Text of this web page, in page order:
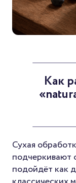
Как
Сухая
подчеркивают
подойдёт как